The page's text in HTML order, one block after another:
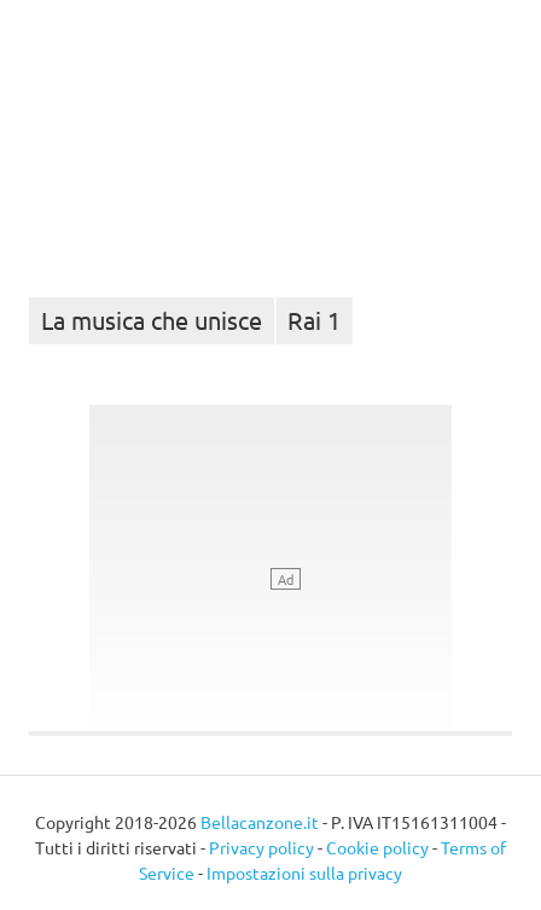
La musica che unisce Rai 1
Copyright 2018-2026 Bellacanzone.it - P. IVA IT15161311004 -
Tutti i diritti riservati - Privacy policy-Cookie policy-Terms of
Service - Impostazioni sulla privacy